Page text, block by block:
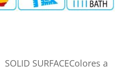
SURFACEColores a